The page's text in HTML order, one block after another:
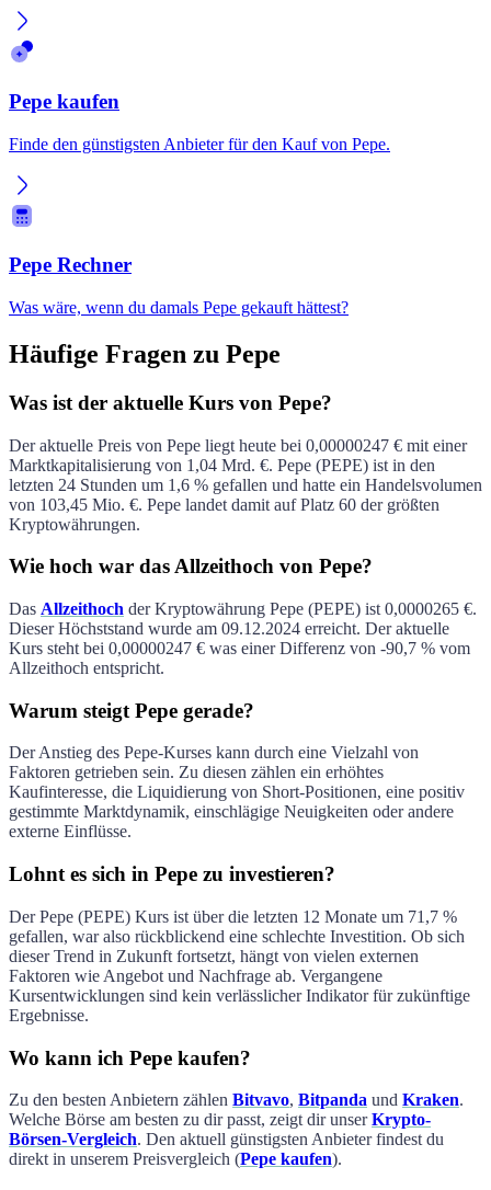
Pepe kaufen
Finde den günstigsten Anbieter für den Kauf von Pepe.
Pepe Rechner
Was wäre, wenn du damals Pepe gekauft hättest?
Häufige Fragen zu Pepe
Was ist der aktuelle Kurs von Pepe?
Der aktuelle Preis von Pepe liegt heute bei 0,00000247 € mit einer
Marktkapitalisierung von 1,04 Mrd. €. Pepe (PEPE) ist in den
letzten 24 Stunden um 1,6 % gefallen und hatte ein Handelsvolumen
von 103,45 Mio. €. Pepe landet damit auf Platz 60 der größten
Kryptowährungen.
Wie hoch war das Allzeithoch von Pepe?
Das Allzeithoch der Kryptowährung Pepe (PEPE) ist 0,0000265 €.
Dieser Höchststand wurde am 09.12.2024 erreicht. Der aktuelle
Kurs steht bei 0,00000247 € was einer Differenz von -90,7 % vom
Allzeithoch entspricht.
Warum steigt Pepe gerade?
Der Anstieg des Pepe-Kurses kann durch eine Vielzahl von
Faktoren getrieben sein. Zu diesen zählen ein erhöhtes
Kaufinteresse, die Liquidierung von Short-Positionen, eine positiv
gestimmte Marktdynamik, einschlägige Neuigkeiten oder andere
externe Einflüsse.
Lohnt es sich in Pepe zu investieren?
DerPepe (PEPE) Kurs ist über die letzten 12 Monate um 71,7 %
gefallen, war also rückblickend eine schlechte Investition. Ob sich
dieser Trend in Zukunft fortsetzt, hängt von vielen externen
Faktoren wie Angebot und Nachfrage ab. Vergangene
Kursentwicklungen sind kein verlässlicher Indikator für zukünftige
Ergebnisse.
Wo kann ich Pepe kaufen?
Zu den besten Anbietern zählen Bitvavo, Bitpanda und Kraken.
Welche Börse am besten zu dir passt, zeigt dir unser Krypto-
Börsen-Vergleich. Den aktuell günstigsten Anbieter findest du
direkt in unserem Preisvergleich (Pepe kaufen).